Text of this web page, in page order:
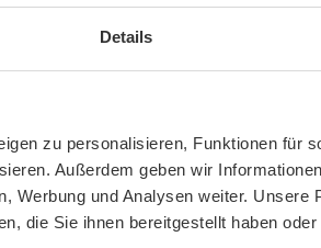
Details
zu personalisieren, Funktionen für
Außerdem geben wir
Werbung und Analysen weiter. Unsere
die Sie ihnen bereitgestellt haben
sollte auf keinen Fall mit
werden. Es besteht das Risiko, in
gegen einen Baum zu prallen –
so stark wie möglich
beiden Händen festhalten.